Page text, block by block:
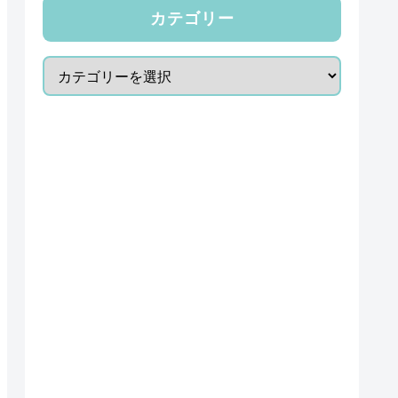
カテゴリー